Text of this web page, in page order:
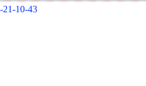
21-10-43